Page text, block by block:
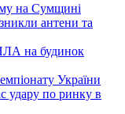
на Сумщині
антени та
на будинок
України
удару по ринку в